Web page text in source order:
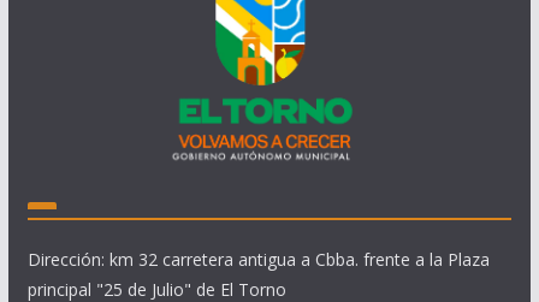
Dirección: km 32 carretera antigua a Cbba. frente a la Plaza
principal "25 de Julio" de El Torno